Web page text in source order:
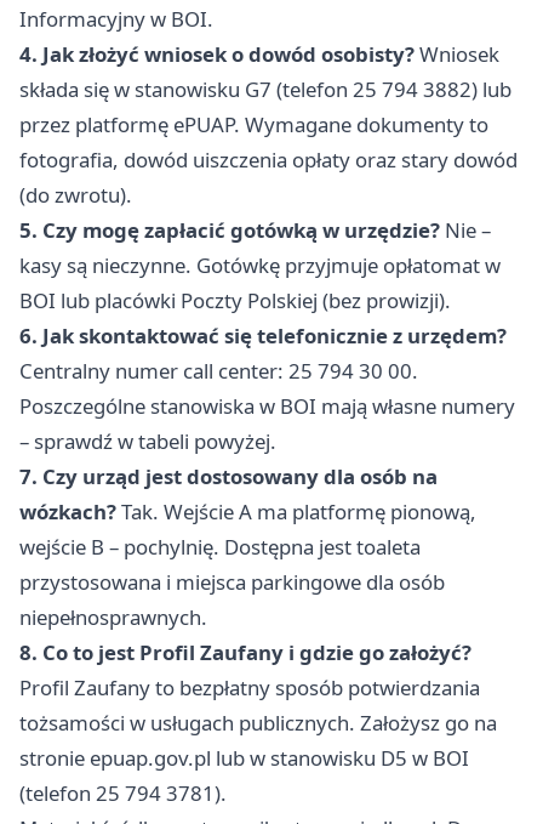
Informacyjny w BOI.
4. Jak złożyć wniosek o dowód osobisty?Wniosek
składa się w stanowisku G7 (telefon 25 794 3882) lub
przez platformę ePUAP. Wymagane dokumenty to
fotografia, dowód uiszczenia opłaty oraz stary dowód
(do zwrotu).
5. Czy mogę zapłacić gotówką w urzędzie? Nie –
kasy są nieczynne. Gotówkę przyjmuje opłatomat w
BOI lub placówki Poczty Polskiej (bez prowizji).
6. Jak skontaktować się telefonicznie z urzędem?
Centralny numer call center: 25 794 30 00.
Poszczególne stanowiska w BOI mają własne numery
– sprawdź w tabeli powyżej.
7. Czy urząd jest dostosowany dla osób na
wózkach?Tak. Wejście A ma platformę pionową,
wejście B – pochylnię. Dostępna jest toaleta
przystosowana i miejsca parkingowe dla osób
niepełnosprawnych.
8. Co to jest Profil Zaufany i gdzie go założyć?
Profil Zaufany to bezpłatny sposób potwierdzania
tożsamości w usługach publicznych. Założysz go na
stronie epuap.gov.pl lub w stanowisku D5 w BOI
(telefon 25 794 3781).